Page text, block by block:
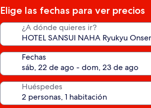
estrellas
Elige las fechas para ver precios
¿A dónde quieres ir?
Fechas
Huéspedes